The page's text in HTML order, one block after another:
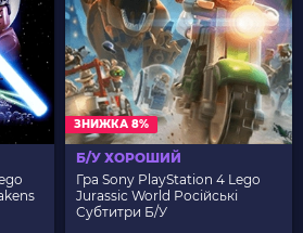
ЗНИЖКА 8%
Б/У ХОРОШИЙ
Гра Sony PlayStation 4 Lego
Jurassic World Російські
Субтитри Б/У